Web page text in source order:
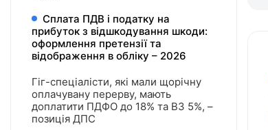
Сплата ПДВ і податку на
прибуток з відшкодування шкоди:
оформлення претензії та
відображення в обліку – 2026
Гіг-спеціалісти, які мали щорічну
оплачувану перерву, мають
доплатити ПДФО до 18% та ВЗ 5%, –
позиція ДПС